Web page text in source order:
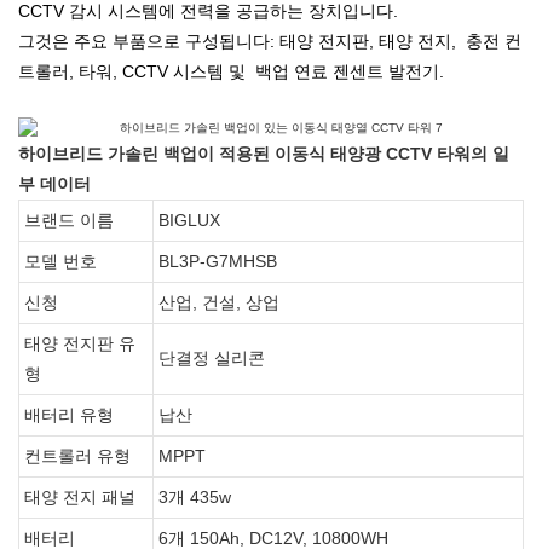
CCTV 감시 시스템에 전력을 공급하는 장치입니다.
그것은 주요 부품으로 구성됩니다: 태양 전지판, 태양 전지, 충전 컨
트롤러, 타워, CCTV 시스템 및 백업 연료 젠센트 발전기.
하이브리드 가솔린 백업이 적용된 이동식 태양광 CCTV 타워의 일
부 데이터
브랜드 이름
BIGLUX
모델 번호 BL3P-G7MHSB
신청 산업, 건설, 상업
태양 전지판 유
형
단결정 실리콘
배터리 유형 납산
컨트롤러 유형 MPPT
태양 전지 패널 3개 435w
배터리 6개 150Ah, DC12V, 10800WH